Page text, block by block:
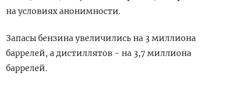
на условиях анонимности.
Запасы бензина увеличились на 3 миллиона
баррелей, а дистиллятов - на 3,7 миллиона
баррелей.